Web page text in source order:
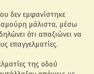
δεν εμφανίστηκε
μάλιστα, μέσω
ότι απαξιώνει να
επαγγελματίες.
της οδού